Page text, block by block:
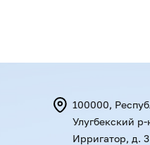
100000,
Улугбекский
Ирригатор, д. 3